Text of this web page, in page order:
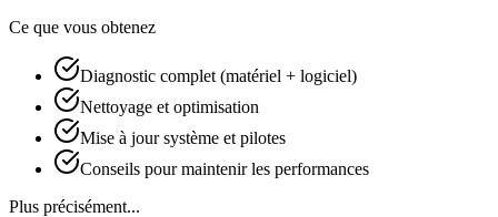
Ce que vous obtenez
Diagnostic complet (matériel + logiciel)
Nettoyage et optimisation
Mise à jour système et pilotes
Conseils pour maintenir les performances
Plus précisément...